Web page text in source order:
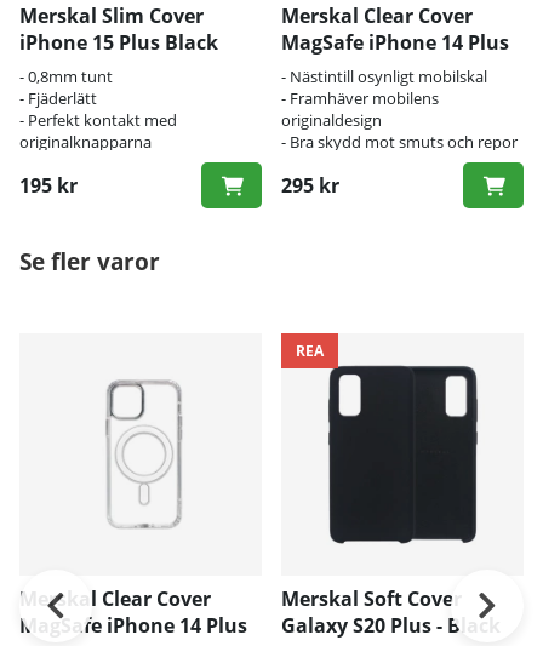
Merskal Slim Cover
iPhone 15 Plus Black
- 0,8mm tunt
- Fjäderlätt
- Perfekt kontakt med
originalknapparna
195 kr
Merskal Clear Cover
MagSafe iPhone 14 Plus
- Nästintill osynligt mobilskal
- Framhäver mobilens
originaldesign
- Bra skydd mot smuts och repor
295 kr
Se fler varor
Merskal Clear Cover
MagSafe iPhone 14 Plus
REA
Merskal Soft Cover
Galaxy S20 Plus - Black